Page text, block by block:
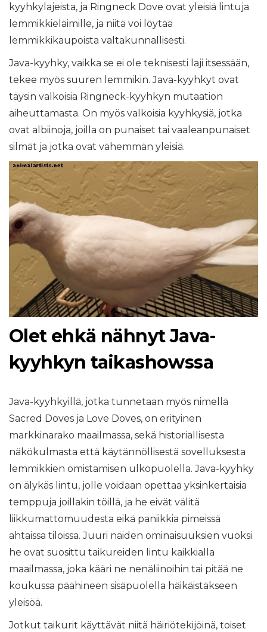
kyyhkylajeista, ja Ringneck Dove ovat yleisiä lintuja
lemmikkieläimille, ja niitä voi löytää
lemmikkikaupoista valtakunnallisesti.
Java-kyyhky, vaikka se ei ole teknisesti laji itsessään,
tekee myös suuren lemmikin. Java-kyyhkyt ovat
täysin valkoisia Ringneck-kyyhkyn mutaation
aiheuttamasta. On myös valkoisia kyyhkysiä, jotka
ovat albiinoja, joilla on punaiset tai vaaleanpunaiset
silmät ja jotka ovat vähemmän yleisiä.
Olet ehkä nähnyt Java-
kyyhkyn taikashowssa
Java-kyyhkyillä, jotka tunnetaan myös nimellä
Sacred Doves ja Love Doves, on erityinen
markkinarako maailmassa, sekä historiallisesta
näkökulmasta että käytännöllisestä sovelluksesta
lemmikkien omistamisen ulkopuolella. Java-kyyhky
on älykäs lintu, jolle voidaan opettaa yksinkertaisia ​​
temppuja joillakin töillä, ja he eivät välitä
liikkumattomuudesta eikä paniikkia pimeissä
ahtaissa tiloissa. Juuri näiden ominaisuuksien vuoksi
he ovat suosittu taikureiden lintu kaikkialla
maailmassa, joka kääri ne nenäliinoihin tai pitää ne
koukussa päähineen sisäpuolella häikäistäkseen
yleisöä.
Jotkut taikurit käyttävät niitä häiriötekijöinä, toiset